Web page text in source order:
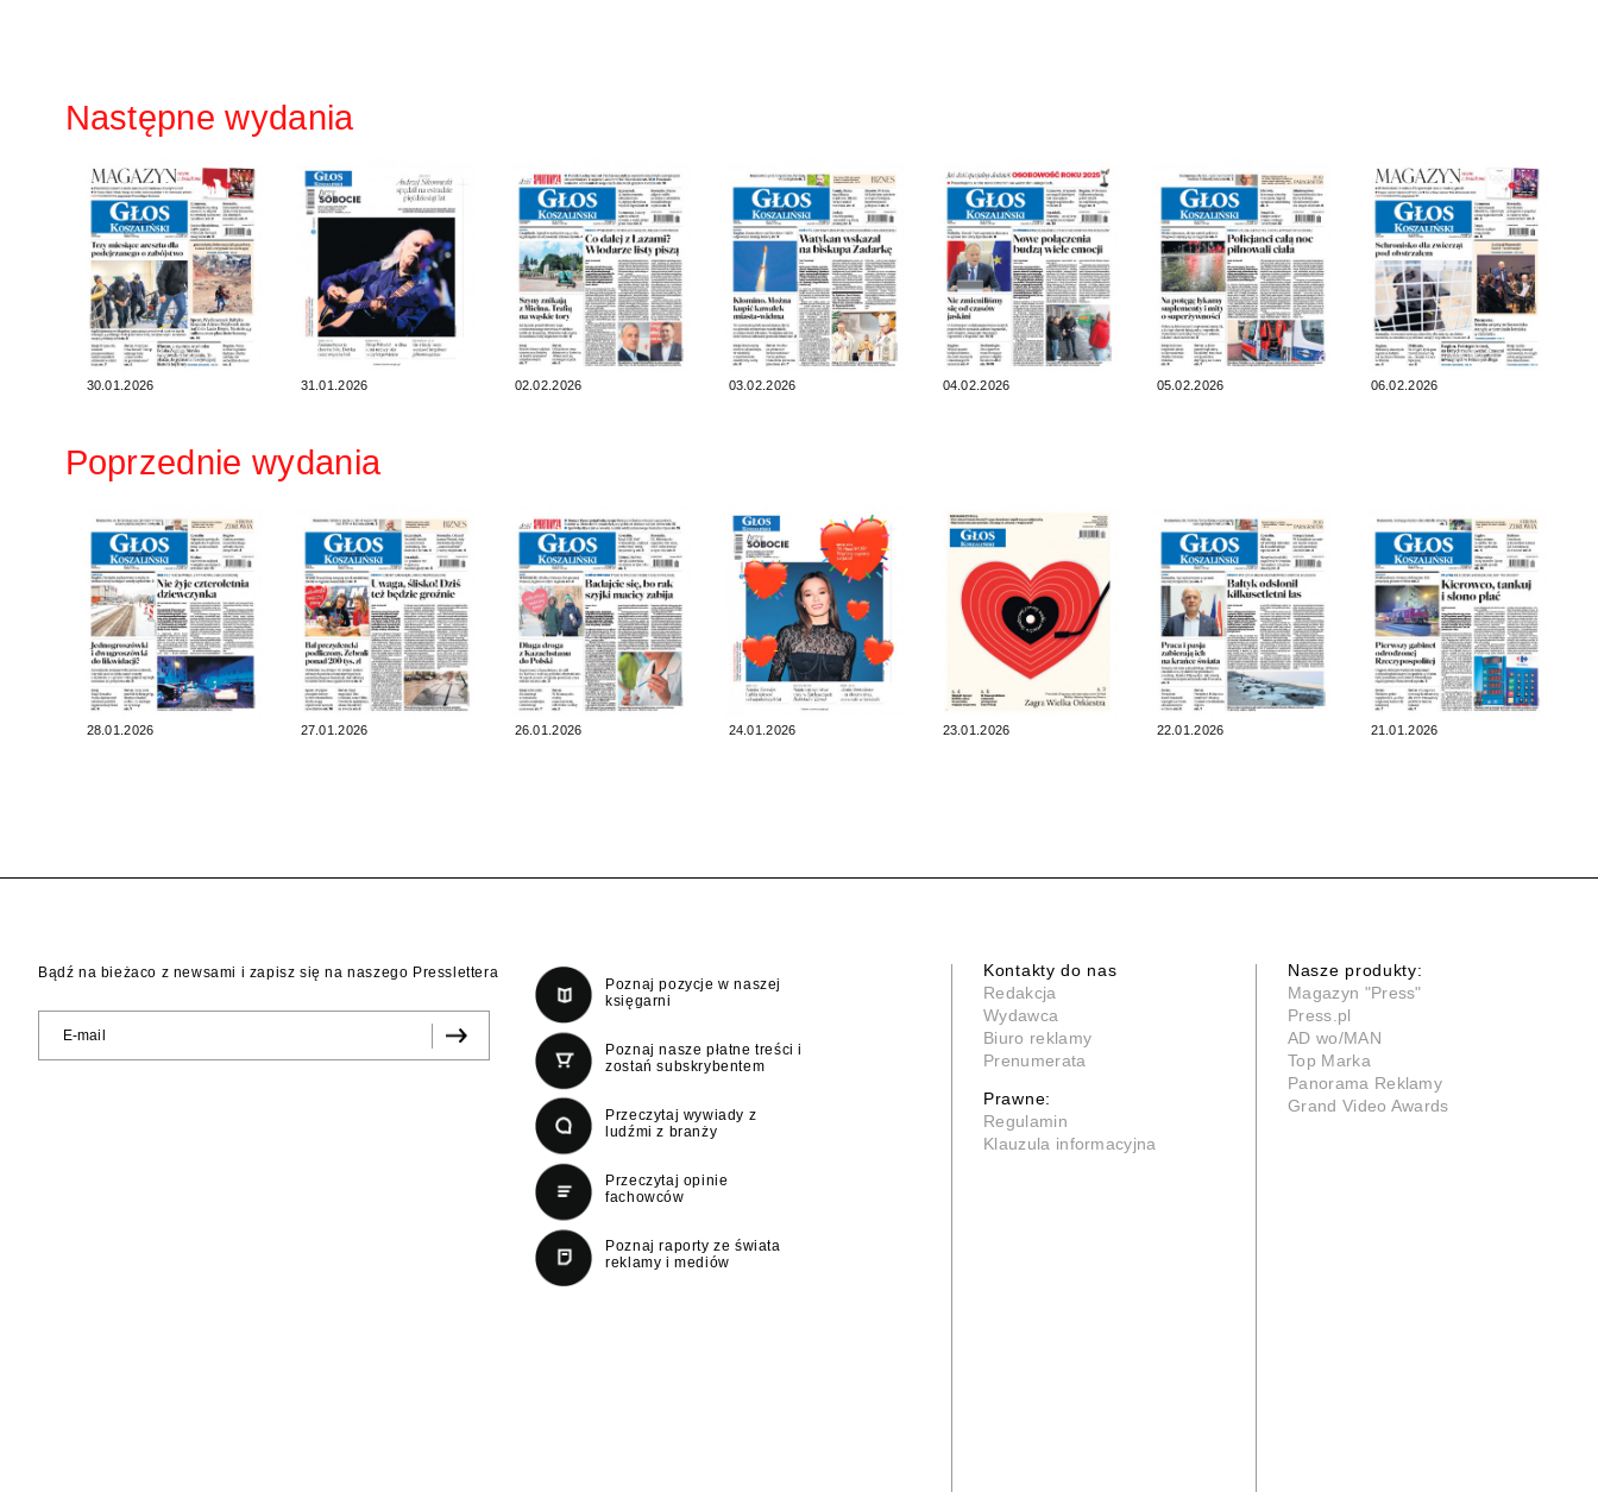
Następne wydania
30.01.2026 31.01.2026 02.02.2026 03.02.2026 04.02.2026 05.02.2026 06.02.2026
Poprzednie wydania
28.01.2026 27.01.2026 26.01.2026 24.01.2026 23.01.2026 22.01.2026 21.01.2026
Bądź na bieżaco z newsami i zapisz się na naszego Presslettera
Poznaj pozycje w naszej
księgarni
Poznaj nasze płatne treści i
zostań subskrybentem
Przeczytaj wywiady z
ludźmi z branży
Przeczytaj opinie
fachowców
Poznaj raporty ze świata
reklamy i mediów
Kontakty do nas
Redakcja
Wydawca
Biuro reklamy
Prenumerata
Prawne:
Regulamin
Klauzula informacyjna
Nasze produkty:
Magazyn "Press"
Press.pl
AD wo/MAN
Top Marka
Panorama Reklamy
Grand Video Awards